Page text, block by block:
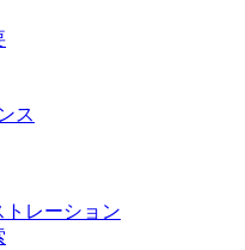
ス
レーション